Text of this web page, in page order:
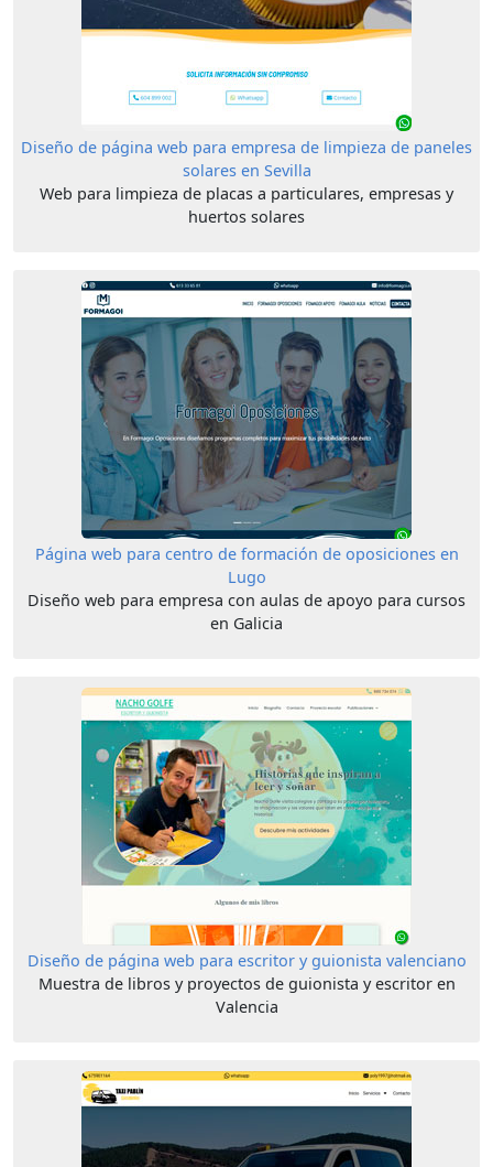
Diseño de página web para empresa de limpieza de paneles
solares en Sevilla
Web para limpieza de placas a particulares, empresas y
huertos solares
Página web para centro de formación de oposiciones en
Lugo
Diseño web para empresa con aulas de apoyo para cursos
en Galicia
Diseño de página web para escritor y guionista valenciano
Muestra de libros y proyectos de guionista y escritor en
Valencia